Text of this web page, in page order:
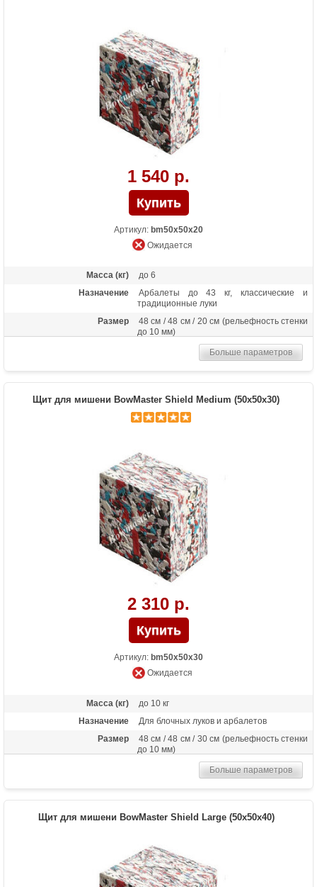
1 540 р.
Артикул: bm50x50x20
Ожидается
Масса (кг)
до 6
Назначение
Арбалеты до 43 кг, классические и
традиционные луки
Размер
48 см / 48 см / 20 см (рельефность стенки
до 10 мм)
Больше параметров
Щит для мишени BowMaster Shield Medium (50х50x30)
2 310 р.
Артикул: bm50x50x30
Ожидается
Масса (кг)
до 10 кг
Назначение
Для блочных луков и арбалетов
Размер
48 см / 48 см / 30 см (рельефность стенки
до 10 мм)
Больше параметров
Щит для мишени BowMaster Shield Large (50х50x40)